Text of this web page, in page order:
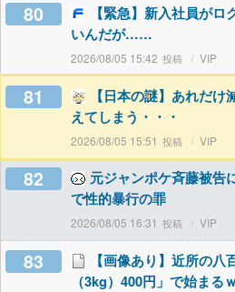
80
【緊急】新入社員が
いんだが……
2026/08/05 15:42 VIP
81
【日本の謎】あれだ
えてしまう・・・
2026/08/05 15:51 VIP
82
元ジャンポケ斉藤被
で性的暴行の罪
2026/08/05 16:31 VIP
83
【画像あり】近所の
（3kg）400円」で始まる